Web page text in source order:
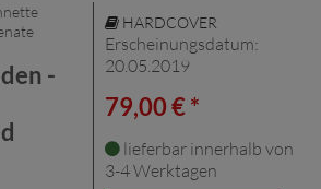
-
HARDCOVER
Erscheinungsdatum:
20.05.2019
79,00 € *
lieferbar innerhalb von
3-4 Werktagen